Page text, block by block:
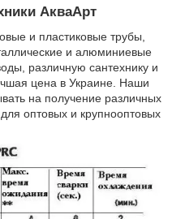
АкваАрт
и пластиковые трубы,
и алюминиевые
различную сантехнику и
цена в Украине. Наши
на получение различных
оптовых и крупнооптовых